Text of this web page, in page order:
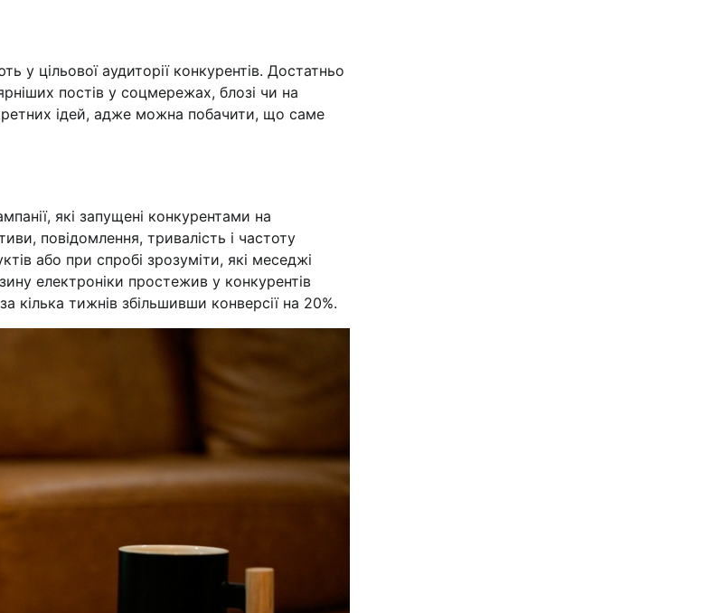
у цільової аудиторії конкурентів. Достатньо
постів у соцмережах, блозі чи на
ідей, адже можна побачити, що саме
які запущені конкурентами на
повідомлення, тривалість і частоту
або при спробі зрозуміти, які меседжі
електроніки простежив у конкурентів
кілька тижнів збільшивши конверсії на 20%.